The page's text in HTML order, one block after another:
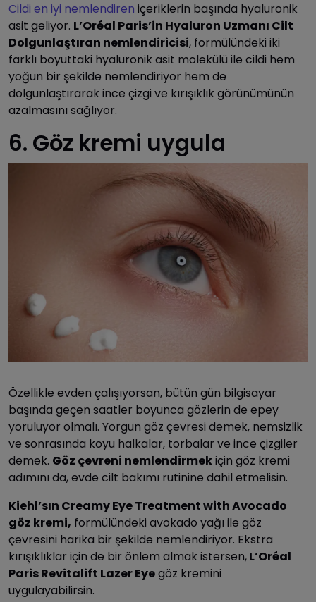
Cildi en iyi nemlendiren içeriklerin başında hyaluronik
asit geliyor. L’Oréal Paris’in Hyaluron Uzmanı Cilt
Dolgunlaştıran nemlendiricisi, formülündeki iki
farklı boyuttaki hyaluronik asit molekülü ile cildi hem
yoğun bir şekilde nemlendiriyor hem de
dolgunlaştırarak ince çizgi ve kırışıklık görünümünün
azalmasını sağlıyor.
6. Göz kremi uygula
Özellikle evden çalışıyorsan, bütün gün bilgisayar
başında geçen saatler boyunca gözlerin de epey
yoruluyor olmalı. Yorgun göz çevresi demek, nemsizlik
ve sonrasında koyu halkalar, torbalar ve ince çizgiler
demek. Göz çevreni nemlendirmekiçin göz kremi
adımını da, evde cilt bakımı rutinine dahil etmelisin.
Kiehl’sın Creamy Eye Treatment with Avocado
göz kremi, formülündeki avokado yağı ile göz
çevresini harika bir şekilde nemlendiriyor. Ekstra
kırışıklıklar için de bir önlem almak istersen,L’Oréal
Paris Revitalift Lazer Eyegöz kremini
uygulayabilirsin.